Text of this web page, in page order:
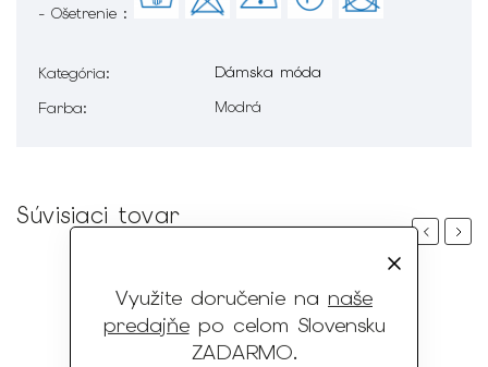
Využite doručenie na naše
predajňepo celom Slovensku
ZADARMO.
- Ošetrenie :
Kategória:
Dámska móda
Farba: Modrá
Súvisiaci tovar
PreviousNext